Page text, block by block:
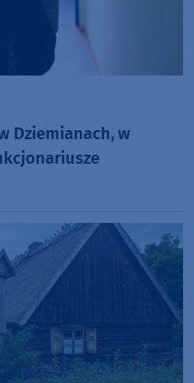
Dziemianach, w